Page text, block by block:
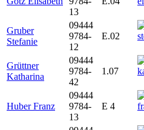
13
Gruber
Stefanie
09444
9784-
12
E.02
Grüttner
Katharina
09444
9784-
42
1.07
Huber Franz
09444
9784-
13
E 4